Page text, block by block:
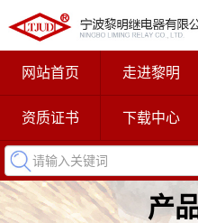
网站首页 走进黎明
资质证书 下载中心
产